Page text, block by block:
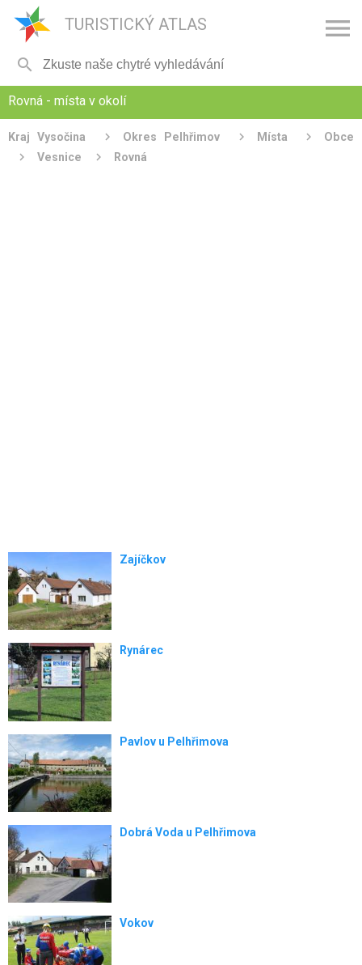
TURISTICKÝ ATLAS 

Rovná - místa v okolí
Kraj Vysočina Okres Pelhřimov Místa
Obce
Vesnice
Rovná
Zajíčkov
Rynárec
Pavlov u Pelhřimova
Dobrá Voda u Pelhřimova
Vokov